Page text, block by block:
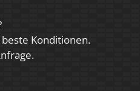
Konditionen.